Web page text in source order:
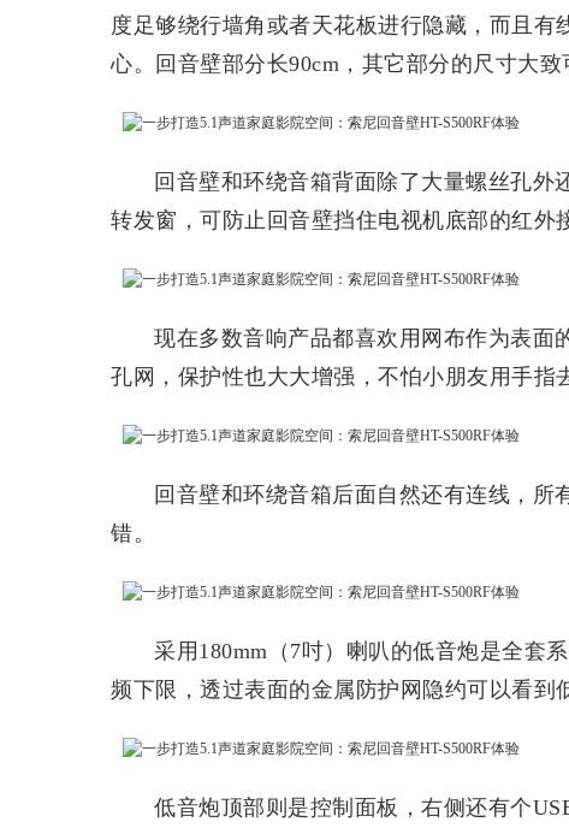
度足够绕行墙角或者天花板进行隐藏，而且
心。回音壁部分长90cm，其它部分的尺寸大致
回音壁和环绕音箱背面除了大量螺丝孔
转发窗，可防止回音壁挡住电视机底部的红外
现在多数音响产品都喜欢用网布作为表面
孔网，保护性也大大增强，不怕小朋友用手指
回音壁和环绕音箱后面自然还有连线，
错。
采用180mm（7吋）喇叭的低音炮是全套
频下限，透过表面的金属防护网隐约可以看到
低音炮顶部则是控制面板，右侧还有个